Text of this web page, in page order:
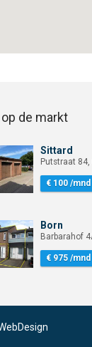
de markt
Bekijk woning
Sittard
Bekijk
Putstraat 84,
€ 100 /mnd
Bekijk woning
Born
Bekijk
Barbarahof
€ 975 /mnd